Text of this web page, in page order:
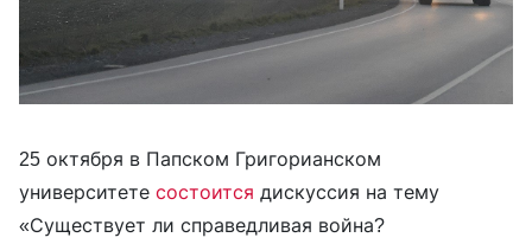
25 октября в Папском Григорианском
университете состоится дискуссия на тему
«Существует ли справедливая война?